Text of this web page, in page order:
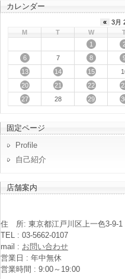
カレンダー
« 3月
M
T W
1
6
7 8
13
14 15
20
21 22
27
28 29
固定ページ
Profile
自己紹介
店舗案内
住 所: 東京都江戸川区上一色3-9-1
TEL : 03-5662-0107
mail : お問い合わせ
営業日 : 年中無休
営業時間 : 9:00～19:00